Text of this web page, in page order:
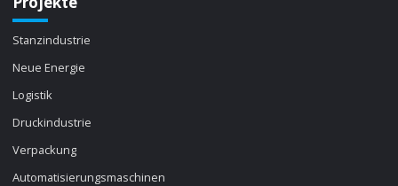
Stanzindustrie
Neue Energie
Logistik
Druckindustrie
Verpackung
Automatisierungsmaschinen